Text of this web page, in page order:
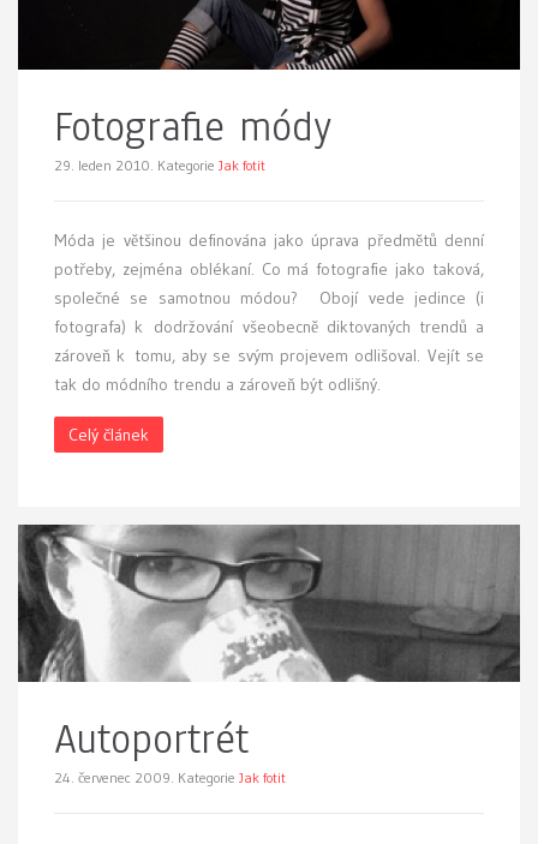
Fotografie módy
29. leden 2010. Kategorie Jak fotit
Móda je většinou definována jako úprava předmětů denní
potřeby, zejména oblékaní. Co má fotografie jako taková,
společné se samotnou módou? Obojí vede jedince (i
fotografa) k dodržování všeobecně diktovaných trendů a
zároveň k tomu, aby se svým projevem odlišoval. Vejít se
tak do módního trendu a zároveň být odlišný.
Celý článek
Autoportrét
24. červenec 2009. Kategorie Jak fotit